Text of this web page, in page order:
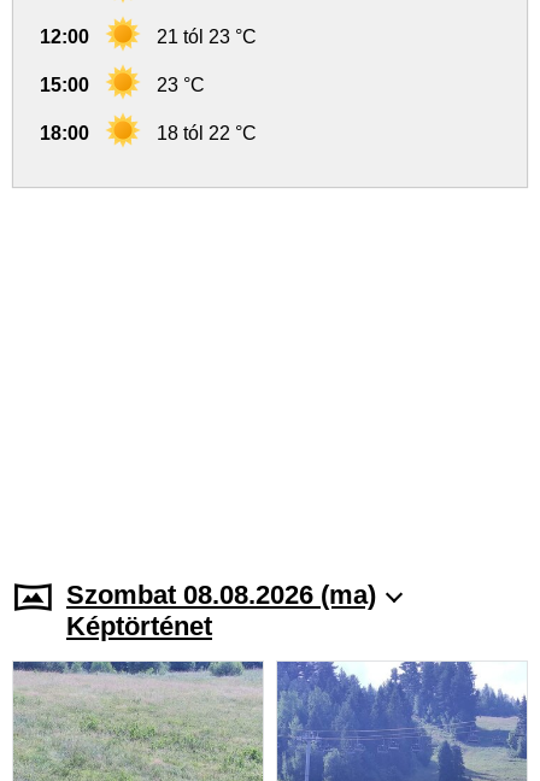
12:00 21 tól 23 °C
15:00 23 °C
18:00 18 tól 22 °C
Szombat 08.08.2026 (ma)
Képtörténet